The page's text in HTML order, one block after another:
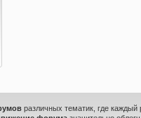
различных тематик, где